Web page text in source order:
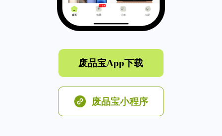
废品宝App下载
废品宝小程序